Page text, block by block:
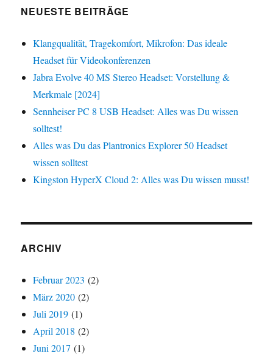
NEUESTE BEITRÄGE
Klangqualität, Tragekomfort, Mikrofon: Das ideale
Headset für Videokonferenzen
Jabra Evolve 40 MS Stereo Headset: Vorstellung &
Merkmale [2024]
Sennheiser PC 8 USB Headset: Alles was Du wissen
solltest!
Alles was Du das Plantronics Explorer 50 Headset
wissen solltest
Kingston HyperX Cloud 2: Alles was Du wissen musst!
ARCHIV
Februar 2023 (2)
März 2020 (2)
Juli 2019 (1)
April 2018 (2)
Juni 2017 (1)